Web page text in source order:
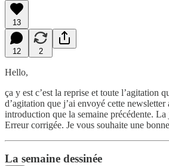
13
12 2
Hello,
ça y est c’est la reprise et toute l’agitation
d’agitation que j’ai envoyé cette newsletter
introduction que la semaine précédente. La
Erreur corrigée. Je vous souhaite une
La semaine dessinée